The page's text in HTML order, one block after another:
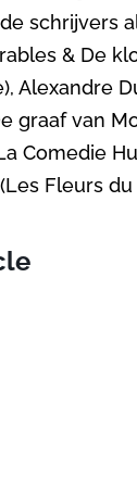
schrijvers
& De
Alexandre
graaf van
Comedie
Fleurs du